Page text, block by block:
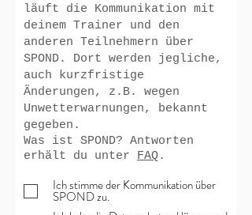
läuft die Kommunikation mit
deinem Trainer und den
anderen Teilnehmern über
SPOND. Dort werden jegliche,
auch kurzfristige
Änderungen, z.B. wegen
Unwetterwarnungen, bekannt
gegeben.
Was ist SPOND? Antworten
erhält du unter FAQ.
Ich stimme der Kommunikation über
SPOND zu.